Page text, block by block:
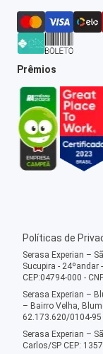
Prêmios
Políticas de
Serasa Experian –
Sucupira - 24ºandar
CEP:04794-000 -
Serasa Experian –
– Bairro Velha,
62.173.620/0104-95
Serasa Experian –
Carlos/SP CEP: